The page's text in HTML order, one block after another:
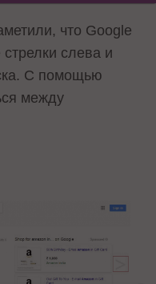
что Google
слева и
С помощью
между